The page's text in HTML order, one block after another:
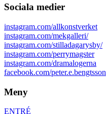
Sociala medier
instagram.com/allkonstverket
instagram.com/mekgalleri/
instagram.com/stilladagarysby/
instagram.com/perrymagster
instagram.com/dramalogerna
facebook.com/peter.e.bengtsson
Meny
ENTRÉ